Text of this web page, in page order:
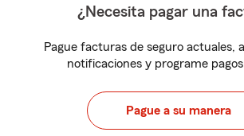
¿Necesita pagar una
Pague facturas de seguro actuales,
notificaciones y programe
Pague a su manera